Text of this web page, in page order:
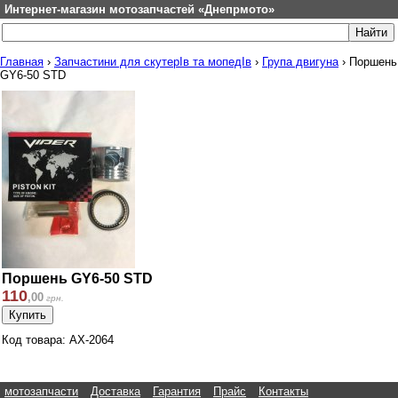
Интернет-магазин мотозапчастей «Днепрмото»
Главная › Запчастини для скутерІв та мопедІв › Група двигуна› Поршень
GY6-50 STD
Поршень GY6-50 STD
110,00 грн.
Код товара: AX-2064
мотозапчасти Доставка Гарантия Прайс
Контакты